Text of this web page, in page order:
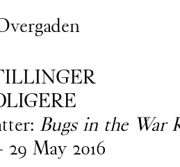
Bugs in the War
29 May 2016